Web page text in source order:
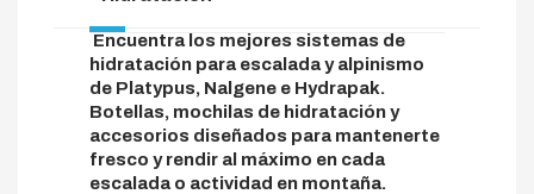
Encuentra los mejores sistemas de
hidratación para escalada y alpinismo
de Platypus, Nalgene e Hydrapak.
Botellas, mochilas de hidratación y
accesorios diseñados para mantenerte
fresco y rendir al máximo en cada
escalada o actividad en montaña.